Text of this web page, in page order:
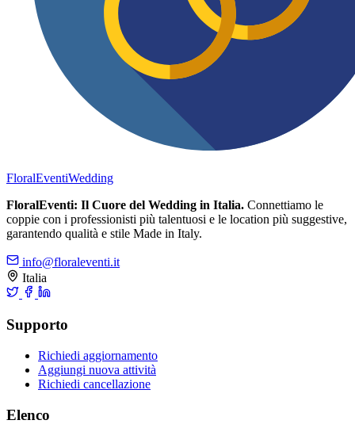
FloralEventiWedding
FloralEventi: Il Cuore del Wedding in Italia. Connettiamo le
coppie con i professionisti più talentuosi e le location più suggestive,
garantendo qualità e stile Made in Italy.
info@floraleventi.it
Italia
Supporto
Richiedi aggiornamento
Aggiungi nuova attività
Richiedi cancellazione
Elenco